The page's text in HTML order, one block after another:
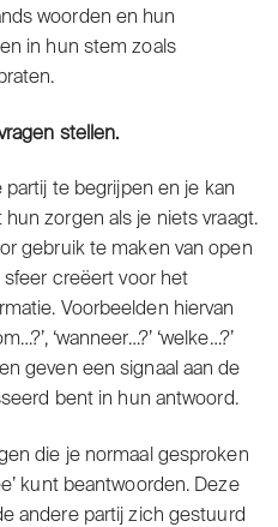
woorden en hun
in hun stem zoals
stellen.
te begrijpen en je kan
zorgen als je niets vraagt.
gebruik te maken van open
sfeer creëert voor het
Voorbeelden hiervan
‘wanneer…?’ ‘welke…?’
geven een signaal aan de
bent in hun antwoord.
die je normaal gesproken
kunt beantwoorden. Deze
andere partij zich gestuurd